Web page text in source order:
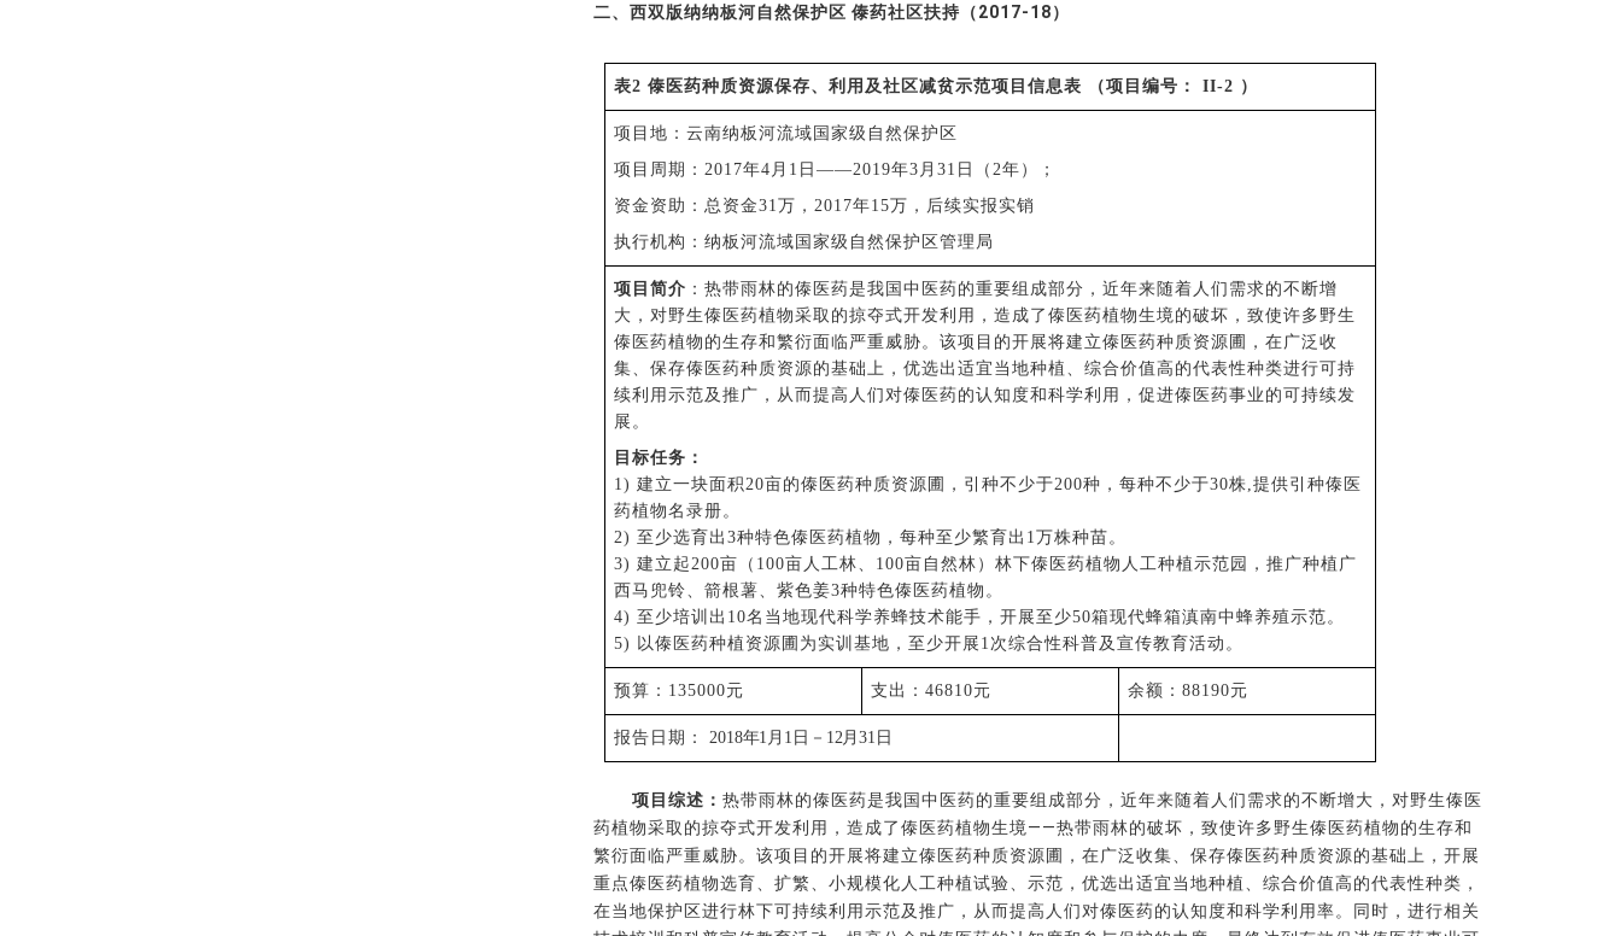
二、西双版纳纳板河自然保护区 傣药社区扶持（2017-18）
表2 傣医药种质资源保存、利用及社区减贫示范项目信息表 （项目编号： II-2 ）
项目地：云南纳板河流域国家级自然保护区
项目周期：2017年4月1日——2019年3月31日（2年）；
资金资助：总资金31万，2017年15万，后续实报实销
执行机构：纳板河流域国家级自然保护区管理局
项目简介 ：热带雨林的傣医药是我国中医药的重要组成部分，近年来随着人们需求的不断增
大，对野生傣医药植物采取的掠夺式开发利用，造成了傣医药植物生境的破坏，致使许多野生
傣医药植物的生存和繁衍面临严重威胁。该项目的开展将建立傣医药种质资源圃，在广泛收
集、保存傣医药种质资源的基础上，优选出适宜当地种植、综合价值高的代表性种类进行可持
续利用示范及推广，从而提高人们对傣医药的认知度和科学利用，促进傣医药事业的可持续发
展。
目标任务：
1)建立一块面积20亩的傣医药种质资源圃，引种不少于200种，每种不少于30株,提供引种傣医
药植物名录册。
2) 至少选育出3种特色傣医药植物，每种至少繁育出1万株种苗。
3)建立起200亩（100亩人工林、100亩自然林）林下傣医药植物人工种植示范园，推广种植广
西马兜铃、箭根薯、紫色姜3种特色傣医药植物。
4) 至少培训出 10名当地现代科学养蜂技术能手，开展至少50箱现代蜂箱滇南中蜂养殖示范。
5) 以傣医药种植资源圃为实训基地，至少开展 1次综合性科普及宣传教育活动。
预算 ： 135000元 支出 ：46810元 余额 ：88190元
报告日期： 2018年1月1日－ 12月31日
项目综述： 热带雨林的傣医药是我国中医药的重要组成部分，近年来随着人们需求的不断增大，对野生傣医
药植物采取的掠夺式开发利用，造成了傣医药植物生境——热带雨林的破坏，致使许多野生傣医药植物的生存和
繁衍面临严重威胁。该项目的开展将建立傣医药种质资源圃，在广泛收集、保存傣医药种质资源的基础上，开展
重点傣医药植物选育、扩繁、小规模化人工种植试验、示范，优选出适宜当地种植、综合价值高的代表性种类，
在当地保护区进行林下可持续利用示范及推广，从而提高人们对傣医药的认知度和科学利用率。同时，进行相关